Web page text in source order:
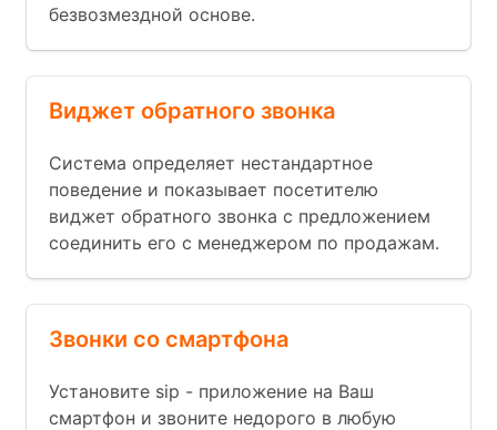
безвозмездной основе.
Виджет обратного звонка
Система определяет нестандартное
поведение и показывает посетителю
виджет обратного звонка с предложением
соединить его с менеджером по продажам.
Звонки со смартфона
Установите sip - приложение на Ваш
смартфон и звоните недорого в любую